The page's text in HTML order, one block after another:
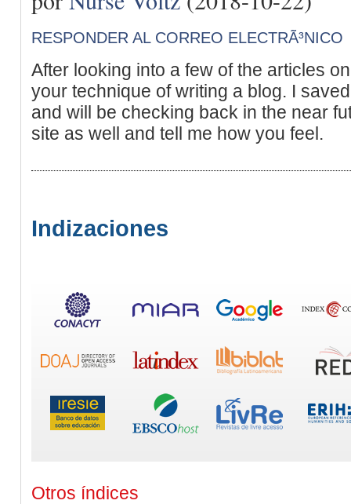
RESPONDER AL CORREO ELECTRÃ³NICO
After looking into a few of the articles
your technique of writing a blog. I
and will be checking back in the near
site as well and tell me how you feel.
Indizaciones
Otros índices